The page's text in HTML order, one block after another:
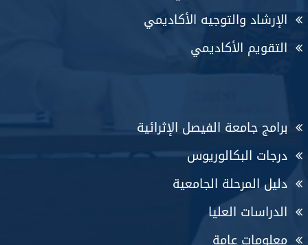
الإرشاد والتوجيه الأكاديمي
التقويم الأكاديمي
برامج جامعة الفيصل الإثرائية
درجات البكالوريوس
دليل المرحلة الجامعية
الدراسات العليا
معلومات عامة